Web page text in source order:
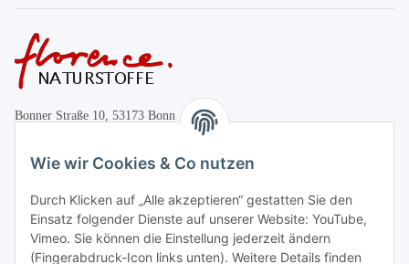
Bonner Straße 10, 53173 Bonn
Mo.-Fr. 10:00-17:00
Informationen
Wie wir Cookies & Co nutzen
Durch Klicken auf „Alle akzeptieren“ gestatten Sie den
Einsatz folgender Dienste auf unserer Website: YouTube,
Vimeo. Sie können die Einstellung jederzeit ändern
(Fingerabdruck-Icon links unten). Weitere Details finden